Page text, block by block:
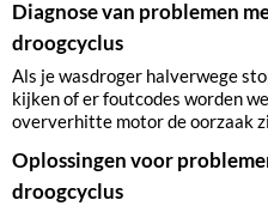
Diagnose van problemen met het stoppen van de
droogcyclus
Als je wasdroger halverwege
kijken of er foutcodes worden
oververhitte motor de oorzaak
Oplossingen voor problemen met het stoppen van de
droogcyclus